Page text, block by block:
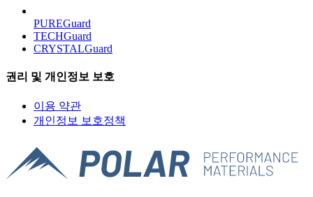
PUREGuard
TECHGuard
CRYSTALGuard
권리 및 개인정보 보호
이용 약관
개인정보 보호정책